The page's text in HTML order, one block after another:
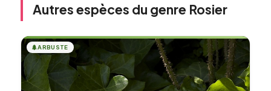
Autres espèces du genre Rosier
🌲ARBUSTE